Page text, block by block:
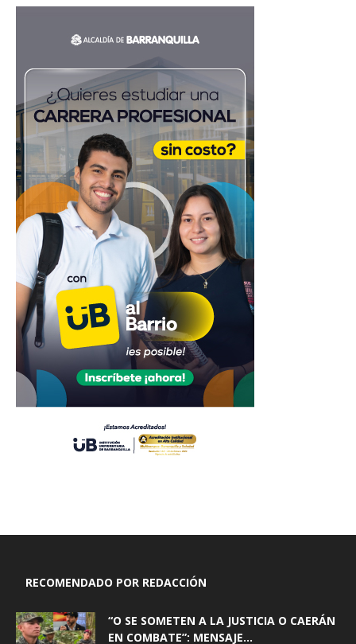
RECOMENDADO POR REDACCIÓN
“O SE SOMETEN A LA JUSTICIA O CAERÁN
EN COMBATE”: MENSAJE...